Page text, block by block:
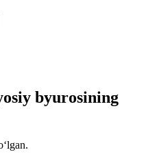
byurosining